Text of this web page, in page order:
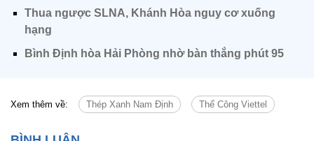
Thua ngược SLNA, Khánh Hòa nguy cơ xuống
hạng
Bình Định hòa Hải Phòng nhờ bàn thắng phút 95
Xem thêm về: Thép Xanh Nam Định Thể Công Viettel